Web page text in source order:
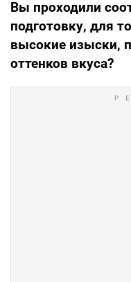
Вы проходили
подготовку, для
высокие изыски,
оттенков вкуса?